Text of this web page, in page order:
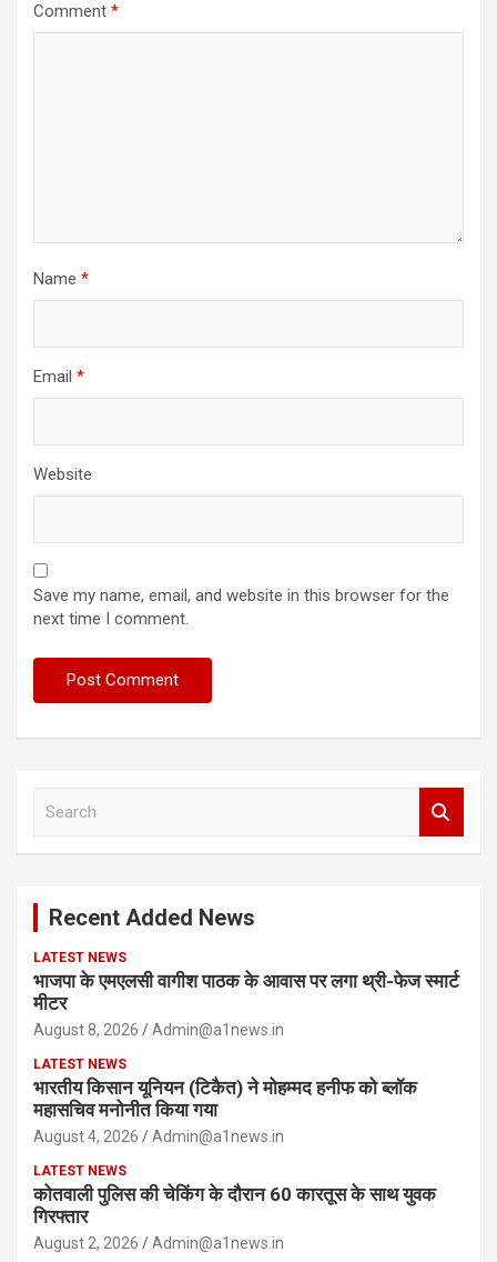
Comment *
Name *
Email *
Website
Save my name, email, and website in this browser for the
next time I comment.
Recent Added News
LATEST NEWS
भाजपा के एमएलसी वागीश पाठक के आवास पर लगा थ्री-फेज स्मार्ट
मीटर
August 8, 2026 Admin@a1news.in
LATEST NEWS
भारतीय किसान यूनियन (टिकैत) ने मोहम्मद हनीफ को ब्लॉक
महासचिव मनोनीत किया गया
August 4, 2026 Admin@a1news.in
LATEST NEWS
कोतवाली पुलिस की चेकिंग के दौरान 60 कारतूस के साथ युवक
गिरफ्तार
August 2, 2026 Admin@a1news.in